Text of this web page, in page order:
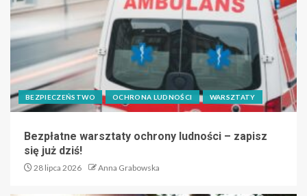
BEZPIECZEŃSTWO OCHRONA LUDNOŚCI WARSZTATY
Bezpłatne warsztaty ochrony ludności – zapisz
się już dziś!
28 lipca 2026 Anna Grabowska